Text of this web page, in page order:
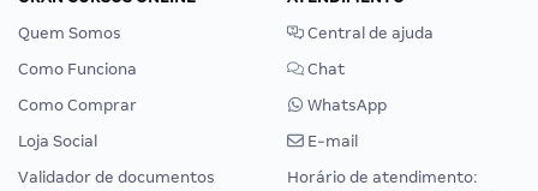
Quem Somos
Como Funciona
Como Comprar
Loja Social
Validador de documentos
Central de ajuda
Chat
WhatsApp
E-mail
Horário de atendimento: